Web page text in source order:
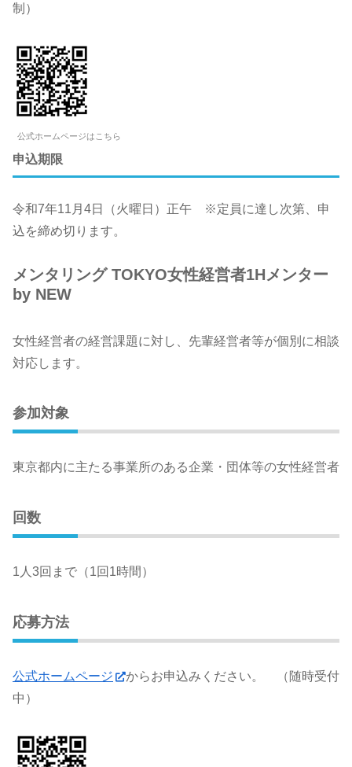
制）
公式ホームページはこちら
申込期限
令和7年11月4日（火曜日）正午 ※定員に達し次第、申
込を締め切ります。
メンタリング TOKYO女性経営者1Hメンター
by NEW
女性経営者の経営課題に対し、先輩経営者等が個別に相談
対応します。
参加対象
東京都内に主たる事業所のある企業・団体等の女性経営者
回数
1人3回まで（1回1時間）
応募方法
公式ホームページ
からお申込みください。 （随時受付
中）